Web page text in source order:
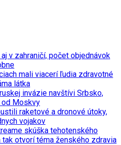
v zahraničí, počet objednávok
mali viacerí ľudia zdravotné
látka
invázie navštívi Srbsko,
od Moskvy
raketové a dronové útoky,
vojakov
skúška tehotenského
otvorí téma ženského zdravia